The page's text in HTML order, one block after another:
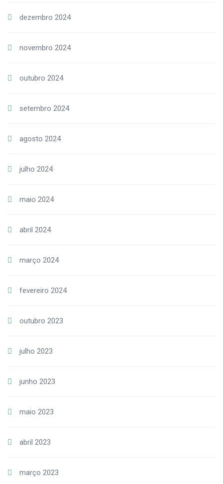
dezembro 2024
novembro 2024
outubro 2024
setembro 2024
agosto 2024
julho 2024
maio 2024
abril 2024
março 2024
fevereiro 2024
outubro 2023
julho 2023
junho 2023
maio 2023
abril 2023
março 2023